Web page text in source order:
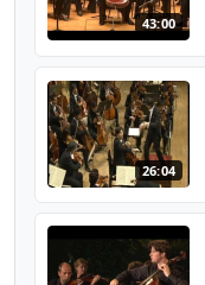
43:00
26:04